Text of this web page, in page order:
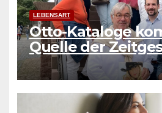
LEBENSART
Otto-Kataloge
Quelle der